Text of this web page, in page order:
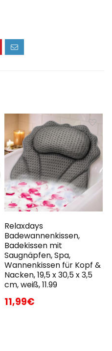
Relaxdays
Badewannenkissen,
Badekissen mit
Saugnäpfen, Spa,
Wannenkissen für Kopf &
Nacken, 19,5 x 30,5 x 3,5
cm, weiß, 11.99
11,99€